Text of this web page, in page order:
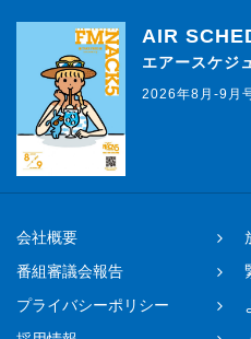
AIR
エアースケジ
2026年8月-9月
会社概要
番組審議会報告
プライバシーポリシー